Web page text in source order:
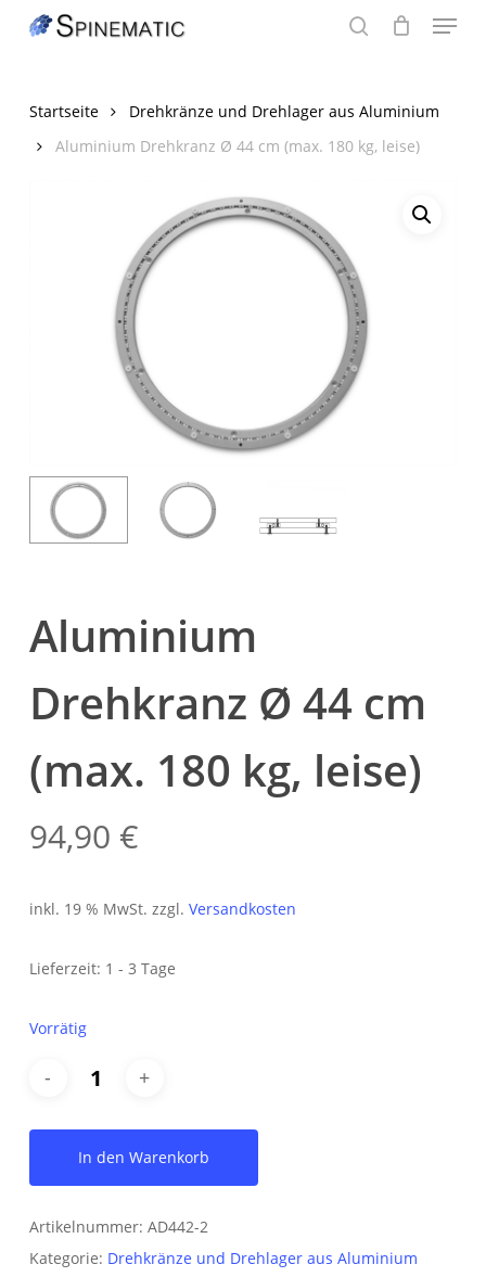
Menu
Startseite
Drehkränze und Drehlager aus Aluminium
Aluminium Drehkranz Ø 44 cm (max. 180 kg, leise)
Aluminium
Drehkranz Ø 44 cm
(max. 180 kg, leise)
94,90 €
inkl. 19 % MwSt. zzgl. Versandkosten
Lieferzeit: 1 - 3 Tage
Vorrätig
In den Warenkorb
Artikelnummer: AD442-2
Kategorie: Drehkränze und Drehlager aus Aluminium